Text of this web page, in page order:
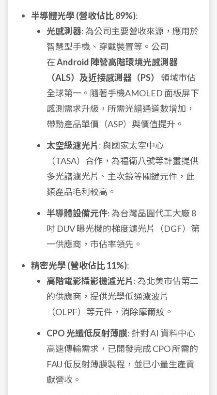
半導體光學 (營收佔比 89%):
光感測器: 為公司主要營收來源，應用於
智慧型手機、穿戴裝置等。公司
在Android 陣營高階環境光感測器
（ALS）及近接感測器（PS）
領域市佔
全球第一。隨著手機AMOLED 面板屏下
感測需求升級，所需光譜通道數增加，
帶動產品單價（ASP）與價值提升。
太空級濾光片 : 與國家太空中心
（TASA）合作，為福衛八號等計畫提供
多光譜濾光片、主次鏡等關鍵元件，此
類產品毛利較高。
半導體設備元件: 為台灣晶圓代工大廠 8
吋 DUV 曝光機的梯度濾光片（DGF）第
一供應商，市佔率領先。
精密光學 (營收佔比 11%):
高階電影攝影機濾光片 : 為北美市佔第二
的供應商，提供光學低通濾波片
（OLPF）等元件，消除摩爾紋。
CPO 光纖低反射薄膜: 針對 AI 資料中心
高速傳輸需求，已開發完成 CPO 所需的
FAU 低反射薄膜製程，並已小量生產貢
獻營收。